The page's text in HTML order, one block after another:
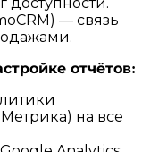
— связь
отчётов:
на все